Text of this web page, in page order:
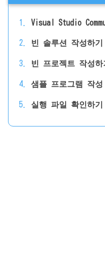
Visual Studio
빈 솔루션 작성하기
빈 프로젝트 작성하
샘플 프로그램 작성
실행 파일 확인하기